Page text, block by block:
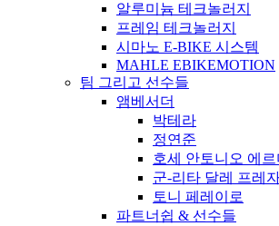
알루미늄 테크놀러지
프레임 테크놀러지
시마노 E-BIKE 시스템
MAHLE EBIKEMOTION
팀 그리고 선수들
앰베서더
박테라
정연준
호세 안토니오 에
군-리타 달레 프레
토니 페레이로
파트너쉽 & 선수들